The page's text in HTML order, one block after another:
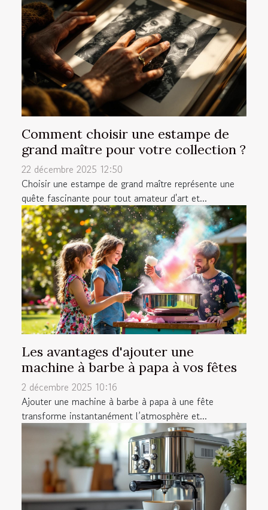
Comment choisir une estampe de
grand maître pour votre collection ?
22 décembre 2025 12:50
Choisir une estampe de grand maître représente une
quête fascinante pour tout amateur d'art et...
Les avantages d'ajouter une
machine à barbe à papa à vos fêtes
2 décembre 2025 10:16
Ajouter une machine à barbe à papa à une fête
transforme instantanément l’atmosphère et...